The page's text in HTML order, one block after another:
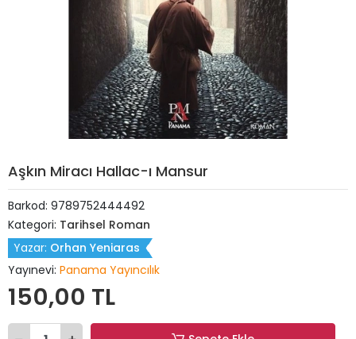
Aşkın Miracı Hallac-ı Mansur
Barkod: 9789752444492
Kategori: Tarihsel Roman
Yazar: Orhan Yeniaras
Yayınevi: Panama Yayıncılık
150,00 TL